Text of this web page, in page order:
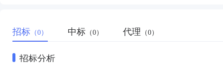
招标 （0） 中标 （0） 代理 （0）
招标分析